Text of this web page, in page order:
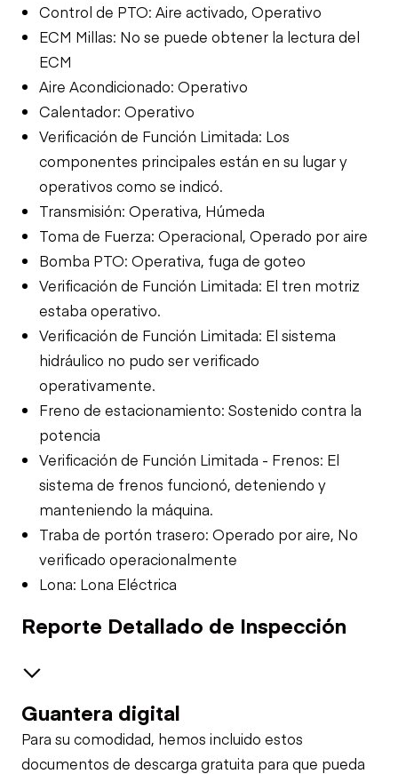
Control de PTO: Aire activado, Operativo
ECM Millas: No se puede obtener la lectura del
ECM
Aire Acondicionado: Operativo
Calentador: Operativo
Verificación de Función Limitada: Los
componentes principales están en su lugar y
operativos como se indicó.
Transmisión: Operativa, Húmeda
Toma de Fuerza: Operacional, Operado por aire
Bomba PTO: Operativa, fuga de goteo
Verificación de Función Limitada: El tren motriz
estaba operativo.
Verificación de Función Limitada: El sistema
hidráulico no pudo ser verificado
operativamente.
Freno de estacionamiento: Sostenido contra la
potencia
Verificación de Función Limitada - Frenos: El
sistema de frenos funcionó, deteniendo y
manteniendo la máquina.
Traba de portón trasero: Operado por aire, No
verificado operacionalmente
Lona: Lona Eléctrica
Reporte Detallado de Inspección
Brakes / Tires
Cab
Guantera digital
Para su comodidad, hemos incluido estos
documentos de descarga gratuita para que pueda